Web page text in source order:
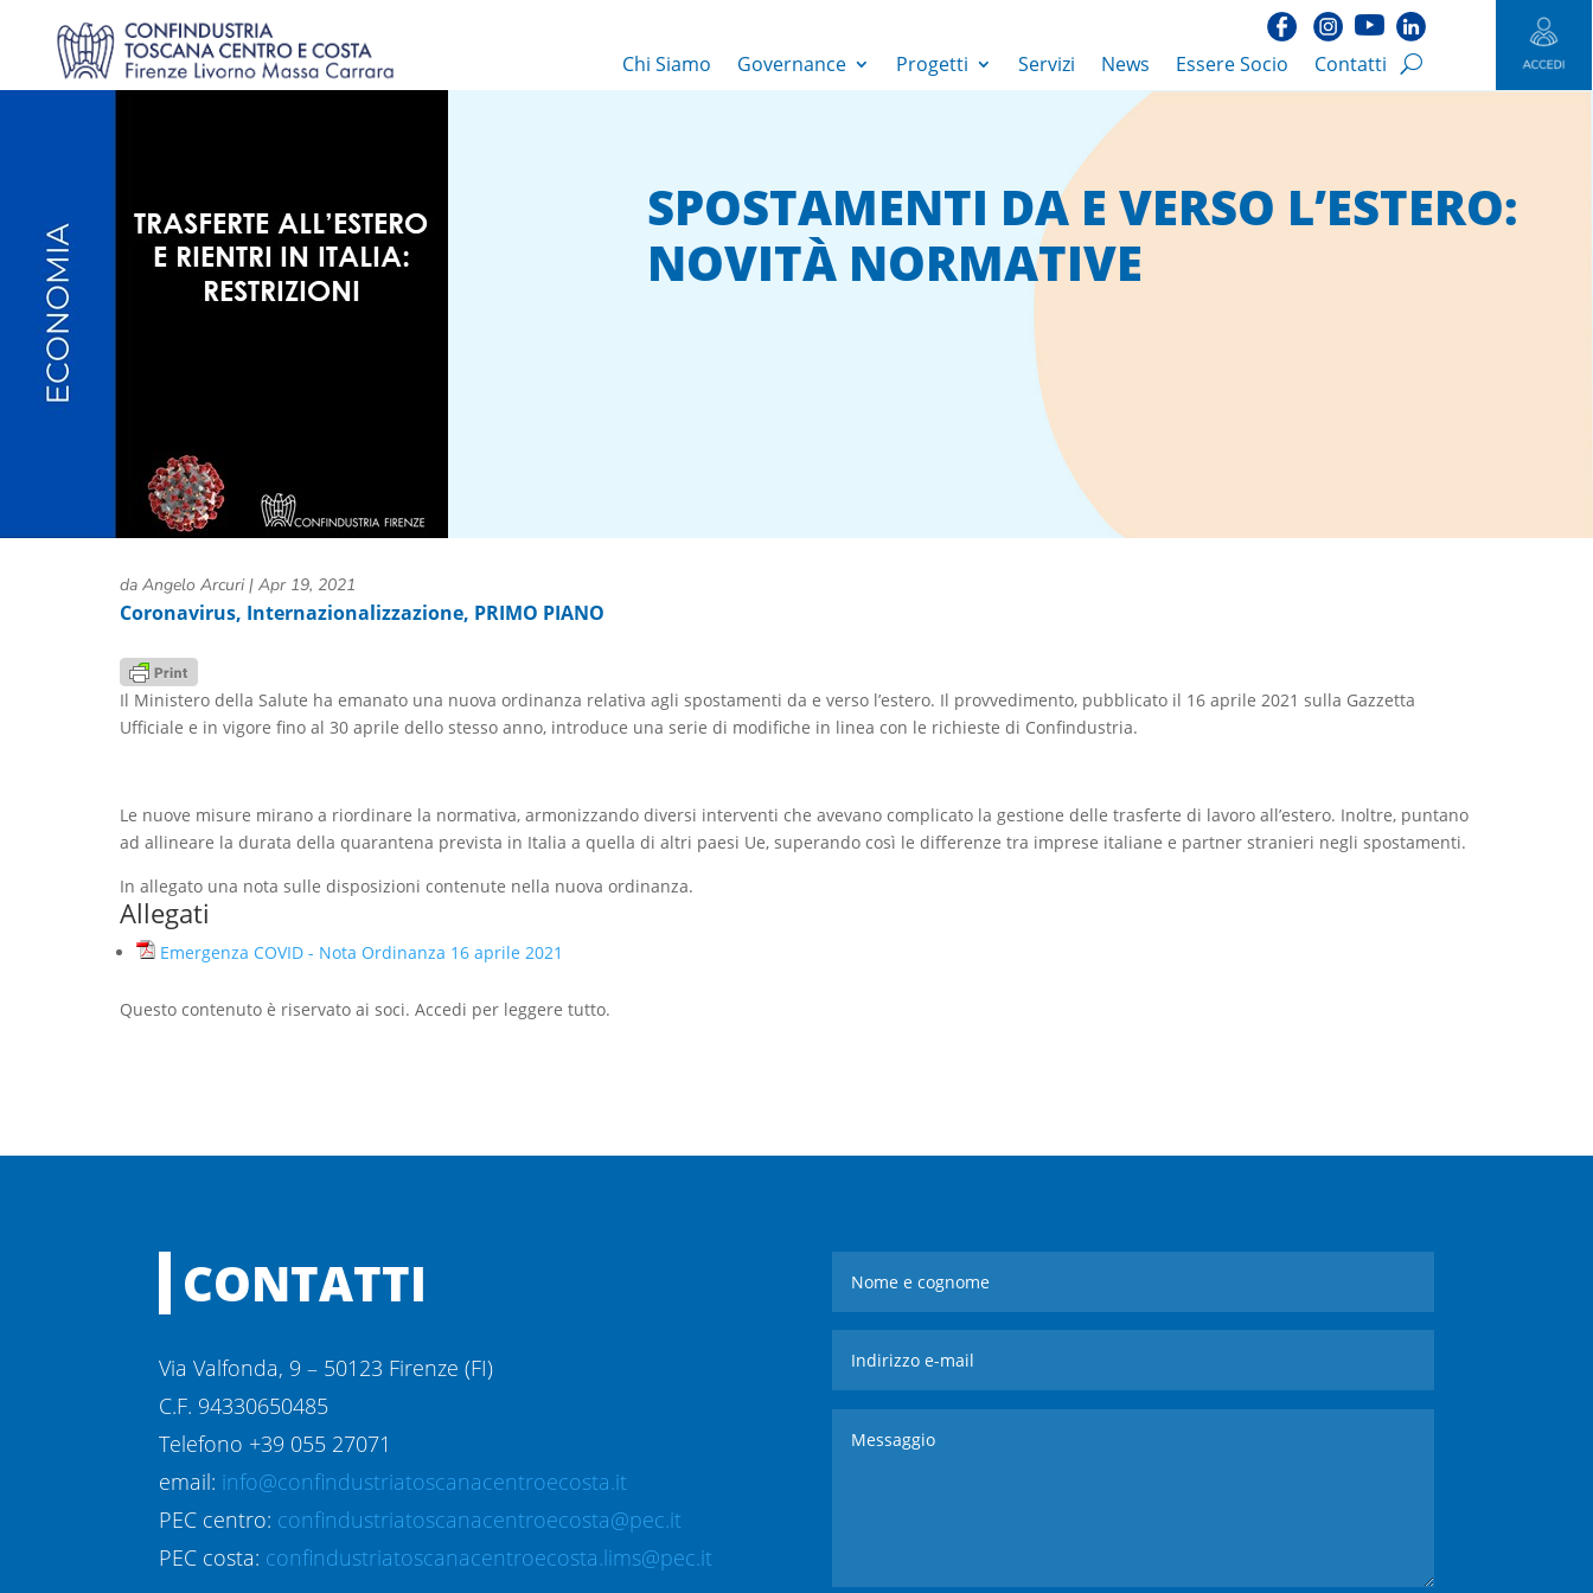
Chi Siamo Governance Progetti Servizi News Essere Socio Contatti
SPOSTAMENTI DA E VERSO L’ESTERO:
NOVITÀ NORMATIVE
da Angelo Arcuri| Apr 19, 2021
Coronavirus, Internazionalizzazione, PRIMO PIANO
Il Ministero della Salute ha emanato una nuova ordinanza relativa agli spostamenti da e verso l’estero. Il provvedimento, pubblicato il 16 aprile 2021 sulla Gazzetta
Ufficiale e in vigore fino al 30 aprile dello stesso anno, introduce una serie di modifiche in linea con le richieste di Confindustria.
Le nuove misure mirano a riordinare la normativa, armonizzando diversi interventi che avevano complicato la gestione delle trasferte di lavoro all’estero. Inoltre, puntano
ad allineare la durata della quarantena prevista in Italia a quella di altri paesi Ue, superando così le differenze tra imprese italiane e partner stranieri negli spostamenti.
In allegato una nota sulle disposizioni contenute nella nuova ordinanza.
Allegati
Emergenza COVID - Nota Ordinanza 16 aprile 2021
Questo contenuto è riservato ai soci. Accedi per leggere tutto.
CONTATTI
Via Valfonda, 9 – 50123 Firenze (FI)
C.F. 94330650485
Telefono +39 055 27071
email: info@confindustriatoscanacentroecosta.it
PEC centro: confindustriatoscanacentroecosta@pec.it
PEC costa: confindustriatoscanacentroecosta.lims@pec.it